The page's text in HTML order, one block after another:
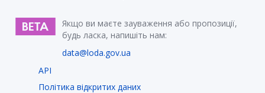
Якщо ви маєте зауваження або пропозиції,
будь ласка, напишіть нам:
data@loda.gov.ua
API
Політика відкритих даних